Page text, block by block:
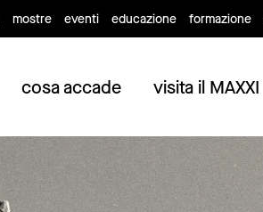
mostre eventi educazione formazione
cosa accade visita il MAXXI